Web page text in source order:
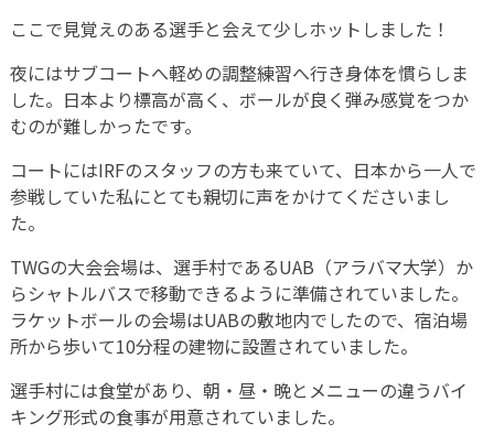
ここで見覚えのある選手と会えて少しホットしました！
夜にはサブコートへ軽めの調整練習へ行き身体を慣らしま
した。日本より標高が高く、ボールが良く弾み感覚をつか
むのが難しかったです。
コートにはIRFのスタッフの方も来ていて、日本から一人で
参戦していた私にとても親切に声をかけてくださいまし
た。
TWGの大会会場は、選手村であるUAB（アラバマ大学）か
らシャトルバスで移動できるように準備されていました。
ラケットボールの会場はUABの敷地内でしたので、宿泊場
所から歩いて10分程の建物に設置されていました。
選手村には食堂があり、朝・昼・晩とメニューの違うバイ
キング形式の食事が用意されていました。